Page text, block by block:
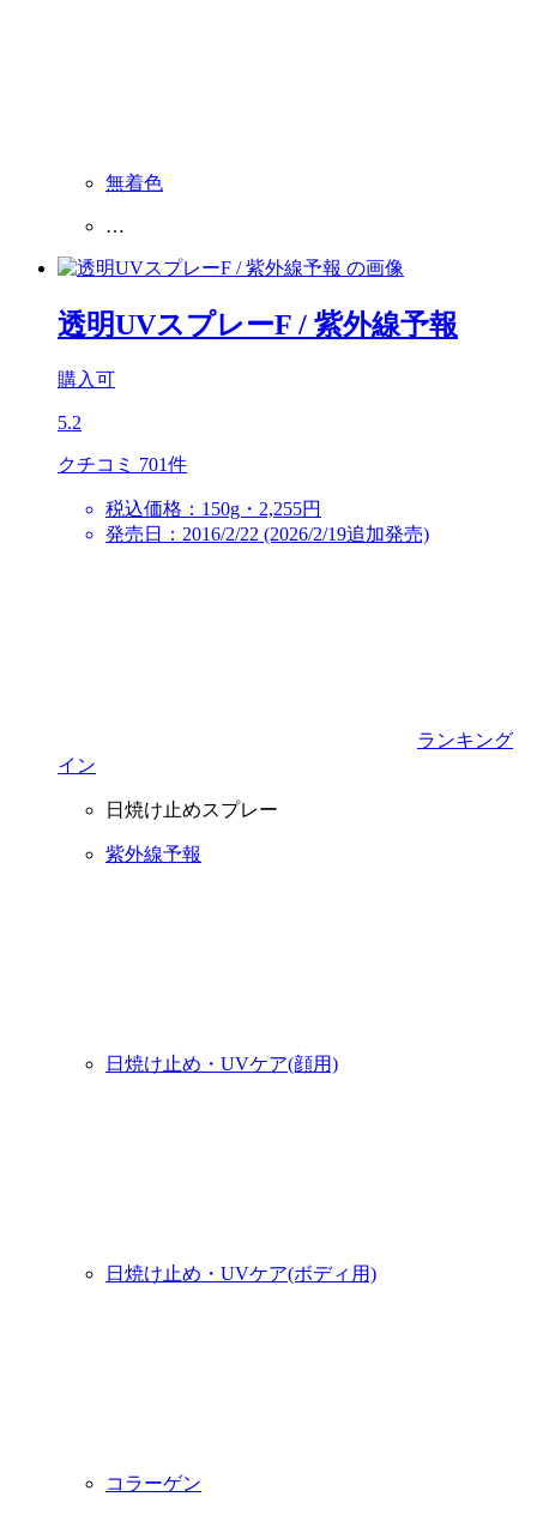
無着色
…
透明UVスプレーF / 紫外線予報
購入可
5.2
クチコミ 701件
税込価格：150g・2,255円
発売日：2016/2/22 (2026/2/19追加発売)
ランキング
イン
日焼け止めスプレー
紫外線予報
日焼け止め・UVケア(顔用)
日焼け止め・UVケア(ボディ用)
コラーゲン